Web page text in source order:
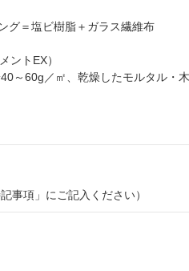
グ＝塩ビ樹脂＋ガラス繊維布
ントEX）
～60g／㎡、乾燥したモルタル・
事項」にご記入ください）